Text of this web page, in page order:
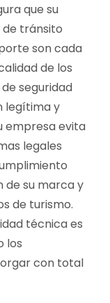
que su
tránsito
son cada
de los
seguridad
legítima y
empresa evita
legales
su marca y
de turismo.
técnica es
los
con total